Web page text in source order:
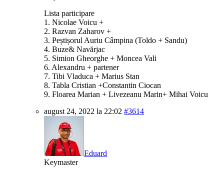
Lista participare
1. Nicolae Voicu +
2. Razvan Zaharov +
3. Peștișorul Auriu Câmpina (Toldo + Sandu)
4. Buze& Navărjac
5. Simion Gheorghe + Moncea Vali
6. Alexandru + partener
7. Tibi Vladuca + Marius Stan
8. Tabla Cristian +Constantin Ciocan
9. Floarea Marian + Livezeanu Marin+ Mihai Voicu
august 24, 2022 la 22:02 #3614
Eduard
Keymaster